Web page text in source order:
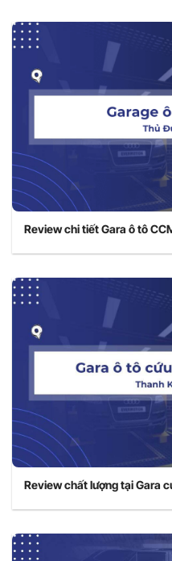
Review chi tiết Gara ô tô
Review chất lượng tại Gara